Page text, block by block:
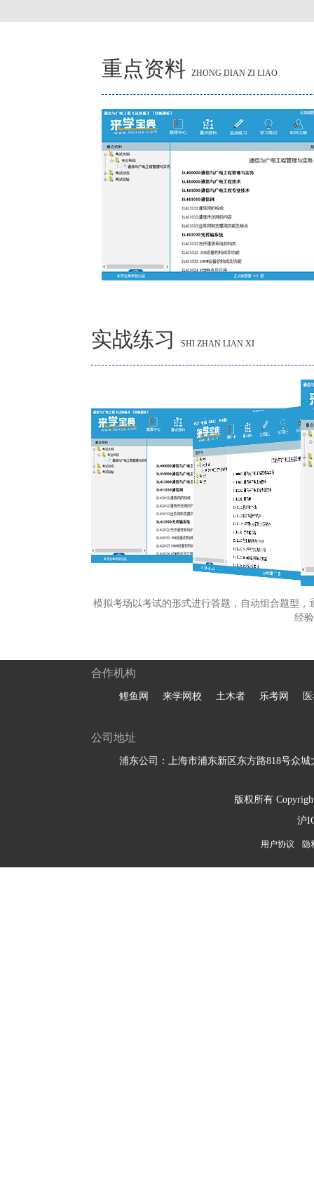
重点资料 ZHONG DIAN ZI LIAO
实战练习 SHI ZHAN LIAN XI
模拟考场以考试的形式进行答题，自动组合题型
经
合作机构
鲤鱼网 来学网校 土木者 乐考网
公司地址
浦东公司：上海市浦东新区东方路818号众城
版权所有
沪
用户协议 隐